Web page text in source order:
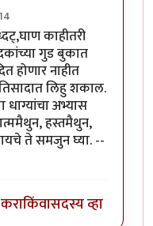
काहीतरी
गुड बुकात
होणार नाहीत
लिहु शकाल.
अभ्यास
हस्तमैथुन,
ते समजुन घ्या. --
किंवासदस्य व्हा